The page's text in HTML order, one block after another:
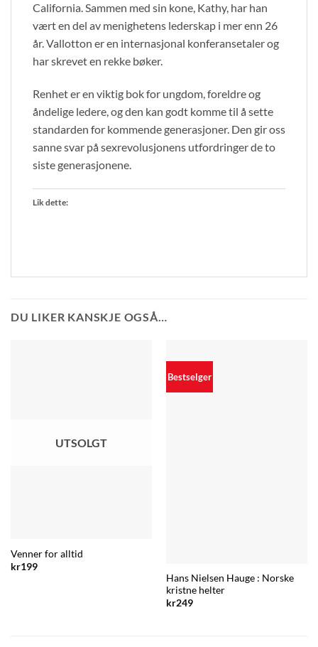
California. Sammen med sin kone, Kathy, har han
vært en del av menighetens lederskap i mer enn 26
år. Vallotton er en internasjonal konferansetaler og
har skrevet en rekke bøker.
Renhet er en viktig bok for ungdom, foreldre og
åndelige ledere, og den kan godt komme til å sette
standarden for kommende generasjoner. Den gir oss
sanne svar på sexrevolusjonens utfordringer de to
siste generasjonene.
Lik dette:
DU LIKER KANSKJE OGSÅ…
UTSOLGT
Venner for alltid
kr199
Bestselger
Hans Nielsen Hauge : Norske
kristne helter
kr249